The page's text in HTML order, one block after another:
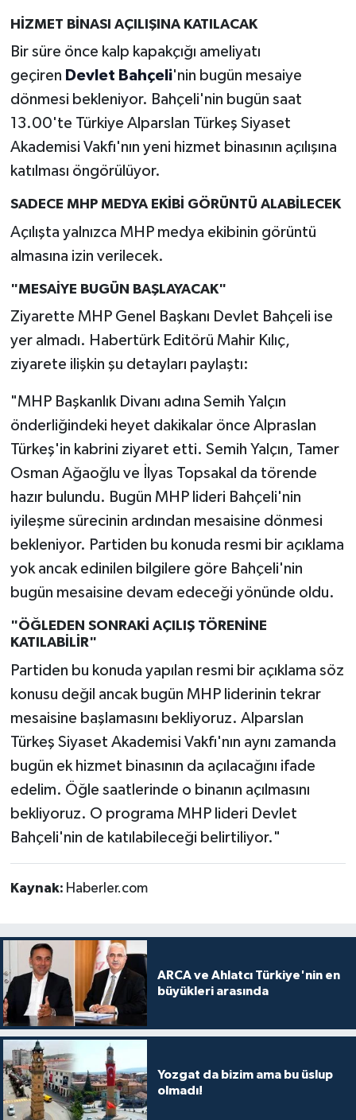
HİZMET BİNASI AÇILIŞINA KATILACAK
Bir süre önce kalp kapakçığı ameliyatı
geçiren Devlet Bahçeli'nin bugün mesaiye
dönmesi bekleniyor. Bahçeli'nin bugün saat
13.00'te Türkiye Alparslan Türkeş Siyaset
Akademisi Vakfı'nın yeni hizmet binasının açılışına
katılması öngörülüyor.
SADECE MHP MEDYA EKİBİ GÖRÜNTÜ ALABİLECEK
Açılışta yalnızca MHP medya ekibinin görüntü
almasına izin verilecek.
"MESAİYE BUGÜN BAŞLAYACAK"
Ziyarette MHP Genel Başkanı Devlet Bahçeli ise
yer almadı. Habertürk Editörü Mahir Kılıç,
ziyarete ilişkin şu detayları paylaştı:
"MHP Başkanlık Divanı adına Semih Yalçın
önderliğindeki heyet dakikalar önce Alpraslan
Türkeş'in kabrini ziyaret etti. Semih Yalçın, Tamer
Osman Ağaoğlu ve İlyas Topsakal da törende
hazır bulundu. Bugün MHP lideri Bahçeli'nin
iyileşme sürecinin ardından mesaisine dönmesi
bekleniyor. Partiden bu konuda resmi bir açıklama
yok ancak edinilen bilgilere göre Bahçeli'nin
bugün mesaisine devam edeceği yönünde oldu.
"ÖĞLEDEN SONRAKİ AÇILIŞ TÖRENİNE
KATILABİLİR"
Partiden bu konuda yapılan resmi bir açıklama söz
konusu değil ancak bugün MHP liderinin tekrar
mesaisine başlamasını bekliyoruz. Alparslan
Türkeş Siyaset Akademisi Vakfı'nın aynı zamanda
bugün ek hizmet binasının da açılacağını ifade
edelim. Öğle saatlerinde o binanın açılmasını
bekliyoruz. O programa MHP lideri Devlet
Bahçeli'nin de katılabileceği belirtiliyor."
Kaynak: Haberler.com
ARCA ve Ahlatcı Türkiye'nin en
büyükleri arasında
Yozgat da bizim ama bu üslup
olmadı!